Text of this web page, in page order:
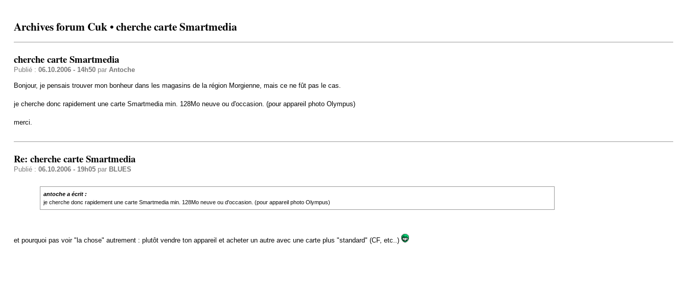
Archives forum Cuk • cherche carte Smartmedia
cherche carte Smartmedia
Publié : 06.10.2006 - 14h50par Antoche
Bonjour, je pensais trouver mon bonheur dans les magasins de la région Morgienne, mais ce ne fût pas le cas.
je cherche donc rapidement une carte Smartmedia min. 128Mo neuve ou d'occasion. (pour appareil photo Olympus)
merci.
Re: cherche carte Smartmedia
Publié : 06.10.2006 - 19h05par BLUES
antoche a écrit :
je cherche donc rapidement une carte Smartmedia min. 128Mo neuve ou d'occasion. (pour appareil photo Olympus)
et pourquoi pas voir "la chose" autrement : plutôt vendre ton appareil et acheter un autre avec une carte plus "standard" (CF, etc..)